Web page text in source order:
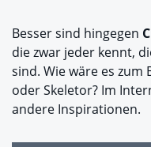
Besser sind hingegen
die zwar jeder kennt,
sind. Wie wäre es zum
oder Skeletor? Im
andere Inspirationen.